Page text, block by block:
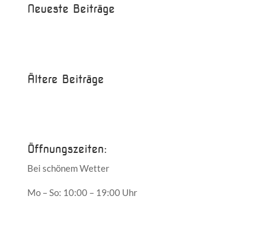
Neueste Beiträge
Ältere Beiträge
Öffnungszeiten:
Bei schönem Wetter
Mo – So: 10:00 – 19:00 Uhr